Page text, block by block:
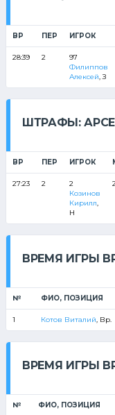
ВР ПЕР ИГРОК
28:39 2
97
Филиппов
Алексей, З
ШТРАФЫ:
ВР ПЕР ИГРОК
27:23 2
2
Козинов
Кирилл,
Н
ВРЕМЯ ИГРЫ
№ ФИО, ПОЗИЦИЯ
1 Котов Виталий, Вр.
ВРЕМЯ ИГРЫ
№ ФИО, ПОЗИЦИЯ